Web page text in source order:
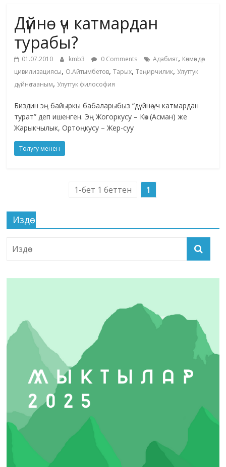
жана
адабияты
Дүйнө үч катмардан
турабы?
01.07.2010 kmb3 0 Comments Адабият, Көчмөндөр
цивилизациясы, О.Айтымбетов,Тарых,Теңирчилик, Улуттук
дүйнө тааным, Улуттук философия
Биздин эң байыркы бабаларыбыз “дүйнө үч катмардан
турат” деп ишенген. Эң Жогоркусу – Көк (Асман) же
Жарыкчылык, Ортоңкусу – Жер-суу
Толугу менен
1-бет 1 беттен 1
Издөө